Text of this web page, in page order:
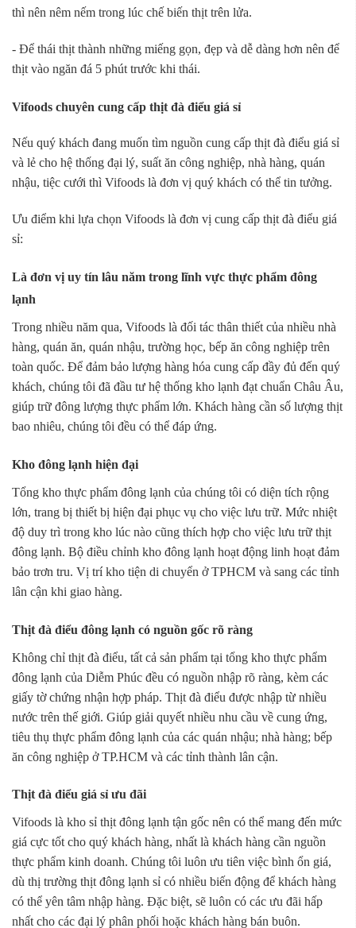
thì nên nêm nếm trong lúc chế biến thịt trên lửa.
- Để thái thịt thành những miếng gọn, đẹp và dễ dàng hơn nên để
thịt vào ngăn đá 5 phút trước khi thái.
Vifoods chuyên cung cấp thịt đà điểu giá sỉ
Nếu quý khách đang muốn tìm nguồn cung cấp thịt đà điểu giá sỉ
và lẻ cho hệ thống đại lý, suất ăn công nghiệp, nhà hàng, quán
nhậu, tiệc cưới thì Vifoods là đơn vị quý khách có thể tin tưởng.
Ưu điểm khi lựa chọn Vifoods là đơn vị cung cấp thịt đà điểu giá
sỉ:
Là đơn vị uy tín lâu năm trong lĩnh vực thực phẩm đông
lạnh
Trong nhiều năm qua, Vifoods là đối tác thân thiết của nhiều nhà
hàng, quán ăn, quán nhậu, trường học, bếp ăn công nghiệp trên
toàn quốc. Để đảm bảo lượng hàng hóa cung cấp đầy đủ đến quý
khách, chúng tôi đã đầu tư hệ thống kho lạnh đạt chuẩn Châu Âu,
giúp trữ đông lượng thực phẩm lớn. Khách hàng cần số lượng thịt
bao nhiêu, chúng tôi đều có thể đáp ứng.
Kho đông lạnh hiện đại
Tổng kho thực phẩm đông lạnh của chúng tôi có diện tích rộng
lớn, trang bị thiết bị hiện đại phục vụ cho việc lưu trữ. Mức nhiệt
độ duy trì trong kho lúc nào cũng thích hợp cho việc lưu trữ thịt
đông lạnh. Bộ điều chỉnh kho đông lạnh hoạt động linh hoạt đảm
bảo trơn tru. Vị trí kho tiện di chuyển ở TPHCM và sang các tỉnh
lân cận khi giao hàng.
Thịt đà điểu đông lạnh có nguồn gốc rõ ràng
Không chỉ thịt đà điểu, tất cả sản phẩm tại tổng kho thực phẩm
đông lạnh của Diễm Phúc đều có nguồn nhập rõ ràng, kèm các
giấy tờ chứng nhận hợp pháp. Thịt đà điểu được nhập từ nhiều
nước trên thế giới. Giúp giải quyết nhiều nhu cầu về cung ứng,
tiêu thụ thực phẩm đông lạnh của các quán nhậu; nhà hàng; bếp
ăn công nghiệp ở TP.HCM và các tỉnh thành lân cận.
Thịt đà điểu giá sỉ ưu đãi
Vifoods là kho sỉ thịt đông lạnh tận gốc nên có thể mang đến mức
giá cực tốt cho quý khách hàng, nhất là khách hàng cần nguồn
thực phẩm kinh doanh. Chúng tôi luôn ưu tiên việc bình ổn giá,
dù thị trường thịt đông lạnh sỉ có nhiều biến động để khách hàng
có thể yên tâm nhập hàng. Đặc biệt, sẽ luôn có các ưu đãi hấp
nhất cho các đại lý phân phối hoặc khách hàng bán buôn.